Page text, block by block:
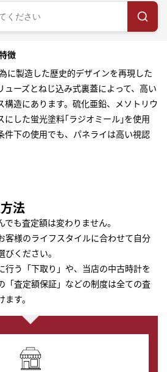
徴
に製造した歴史的デザインを再現した
ーズとねじ込み式裏蓋によって、高い
構造にあります。硫化亜鉛、メソトリウ
にした蛍光塗料｢ラジオミール｣を使用
件下の使用でも、パネライは高い視認
法
も査定額は変わりません。
客様のライフスタイルに合わせて自分
ください。
行う「下取り」や、当店の中古時計を
「査定額保証」などの制度は全ての査
す。